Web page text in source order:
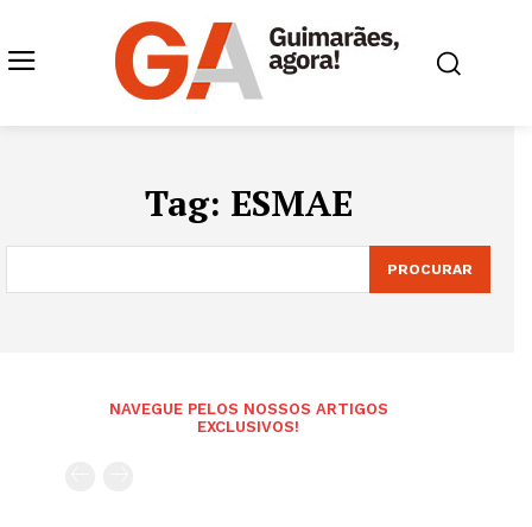
Tag: ESMAE
PROCURAR
NAVEGUE PELOS NOSSOS ARTIGOS
EXCLUSIVOS!